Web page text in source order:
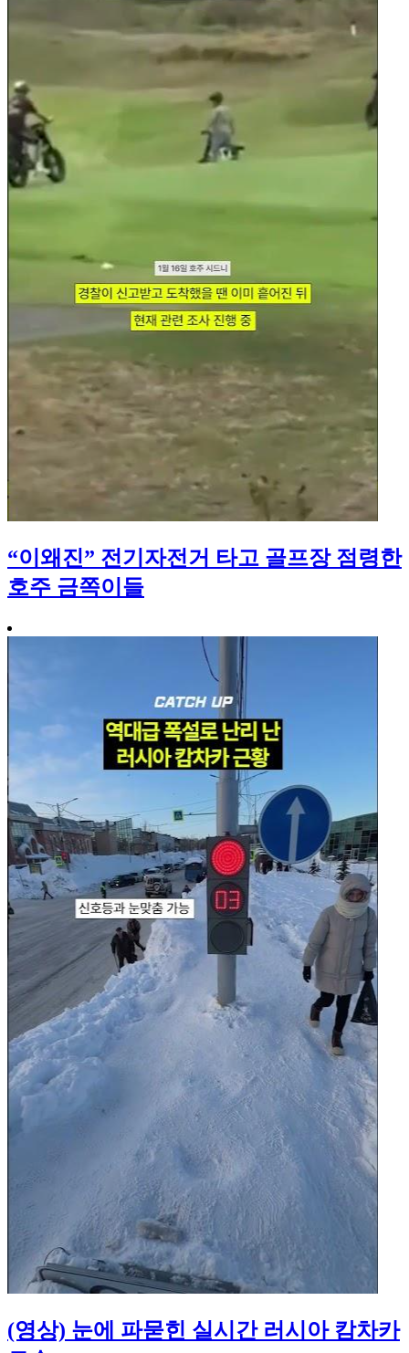
“이왜진” 전기자전거 타고 골프장 점령한
호주 금쪽이들
(영상) 눈에 파묻힌 실시간 러시아 캄차카